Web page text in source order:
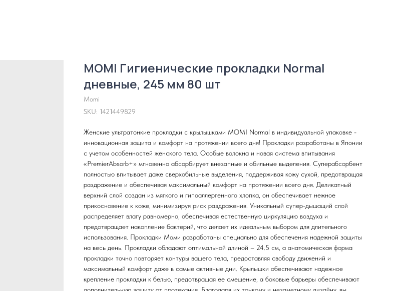
MOMI Гигиенические прокладки Normal
дневные, 245 мм 80 шт
Momi
SKU: 1421449829
Женские ультратонкие прокладки с крылышками MOMI Normal в индивидуальной упаковке -
инновационная защита и комфорт на протяжении всего дня! Прокладки разработаны в Японии
с учетом особенностей женского тела. Особые волокна и новая система впитывания
«PremierAbsorb+» мгновенно абсорбирует внезапные и обильные выделения. Суперабсорбент
полностью впитывает даже сверхобильные выделения, поддерживая кожу сухой, предотвращая
раздражение и обеспечивая максимальный комфорт на протяжении всего дня. Деликатный
верхний слой создан из мягкого и гипоаллергенного хлопка, он обеспечивает нежное
прикосновение к коже, минимизируя риск раздражения. Уникальный супер-дышащий слой
распределяет влагу равномерно, обеспечивая естественную циркуляцию воздуха и
предотвращает накопление бактерий, что делает их идеальным выбором для длительного
использования. Прокладки Моми разработаны специально для обеспечения надежной защиты
на весь день. Прокладки обладают оптимальной длиной – 24.5 см, а анатомическая форма
прокладки точно повторяет контуры вашего тела, предоставляя свободу движений и
максимальный комфорт даже в самые активные дни. Крылышки обеспечивают надежное
крепление прокладки к белью, предотвращая ее смещение, а боковые барьеры обеспечивают